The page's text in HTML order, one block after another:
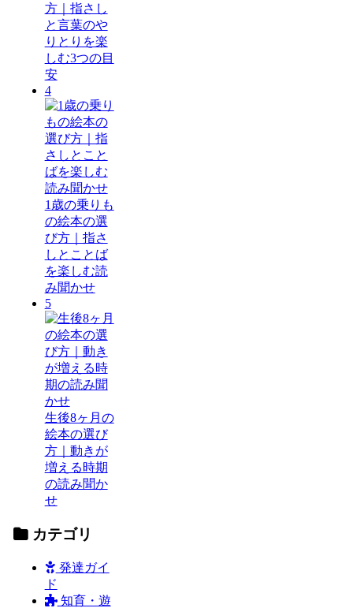
方｜指さし
と言葉のや
りとりを楽
しむ3つの目
安
4
1歳の乗りも
の絵本の選
び方｜指さ
しとことば
を楽しむ読
み聞かせ
5
生後8ヶ月の
絵本の選び
方｜動きが
増える時期
の読み聞か
せ
カテゴリ
発達ガイ
ド
知育・遊